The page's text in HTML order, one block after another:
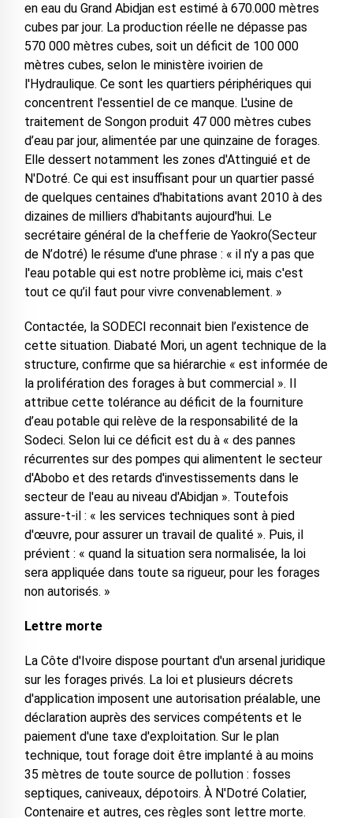
en eau du Grand Abidjan est estimé à 670.000 mètres
cubes par jour. La production réelle ne dépasse pas
570 000 mètres cubes, soit un déficit de 100 000
mètres cubes, selon le ministère ivoirien de
l'Hydraulique. Ce sont les quartiers périphériques qui
concentrent l'essentiel de ce manque. L'usine de
traitement de Songon produit 47 000 mètres cubes
d’eau par jour, alimentée par une quinzaine de forages.
Elle dessert notamment les zones d'Attinguié et de
N'Dotré. Ce qui est insuffisant pour un quartier passé
de quelques centaines d'habitations avant 2010 à des
dizaines de milliers d'habitants aujourd'hui. Le
secrétaire général de la chefferie de Yaokro(Secteur
de N’dotré) le résume d'une phrase : « il n'y a pas que
l'eau potable qui est notre problème ici, mais c'est
tout ce qu’il faut pour vivre convenablement. »
Contactée, la SODECI reconnait bien l’existence de
cette situation. Diabaté Mori, un agent technique de la
structure, confirme que sa hiérarchie « est informée de
la prolifération des forages à but commercial ». Il
attribue cette tolérance au déficit de la fourniture
d’eau potable qui relève de la responsabilité de la
Sodeci. Selon lui ce déficit est du à « des pannes
récurrentes sur des pompes qui alimentent le secteur
d'Abobo et des retards d'investissements dans le
secteur de l'eau au niveau d'Abidjan ». Toutefois
assure-t-il : « les services techniques sont à pied
d'œuvre, pour assurer un travail de qualité ». Puis, il
prévient : « quand la situation sera normalisée, la loi
sera appliquée dans toute sa rigueur, pour les forages
non autorisés. »
Lettre morte
La Côte d'Ivoire dispose pourtant d'un arsenal juridique
sur les forages privés. La loi et plusieurs décrets
d'application imposent une autorisation préalable, une
déclaration auprès des services compétents et le
paiement d'une taxe d'exploitation. Sur le plan
technique, tout forage doit être implanté à au moins
35 mètres de toute source de pollution : fosses
septiques, caniveaux, dépotoirs. À N'Dotré Colatier,
Contenaire et autres, ces règles sont lettre morte.